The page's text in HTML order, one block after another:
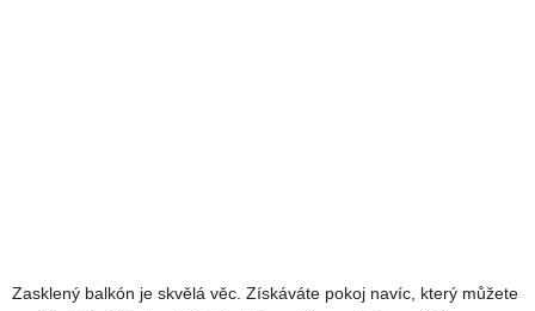
Zasklený balkón je skvělá věc. Získáváte pokoj navíc, který můžete